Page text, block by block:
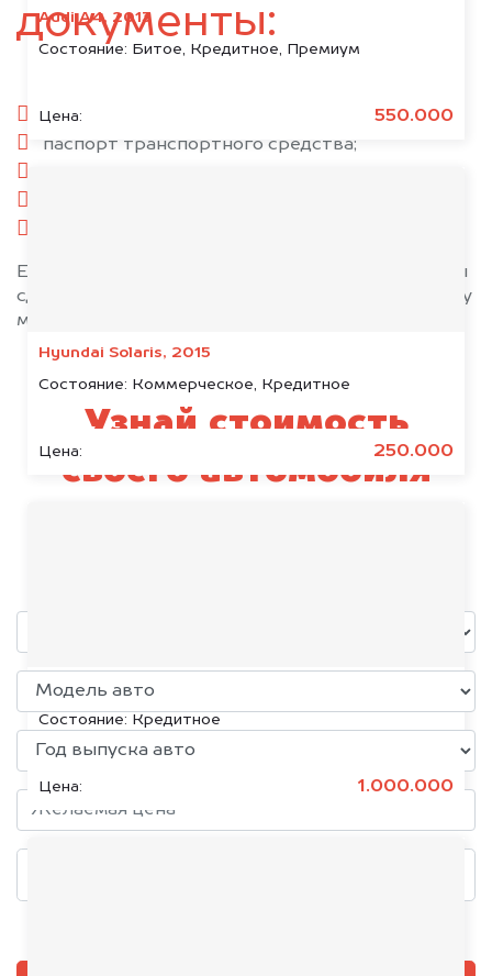
Audi A4, 2013
Состояние: Битое, Кредитное, Премиум
Цена: 550.000
Hyundai Solaris, 2015
Состояние: Коммерческое, Кредитное
Цена: 250.000
KIA K5, 2020
Состояние: Кредитное
Цена: 1.000.000
документы:
паспорт гражданина РФ;
паспорт транспортного средства;
Если у вас нет всех документов, то наши юристы
сделают всё возможное, чтобы оформить сделку
максимально быстро!
Узнай стоимость
своего автомобиля